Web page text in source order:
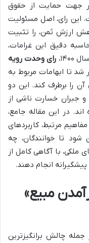
گامی بلند در جهت حمایت از حقوق
این رای، اصل مسئولیت
ارزش ثمن، را تثبیت
دقیق این غرامات،
رای وحدت رویه
و متمم رای ۷۳۳ صادر شد تا ابهامات مربوط به
آن را برطرف کند. این دو
و جبران خسارت ناشی از
در این مقاله جامع،
مرتبط، کاربردهای
تا خوانندگان، چه
ملکی، با آگاهی کامل از
انجام دهند.
مبیع»
چالش برانگیزترین